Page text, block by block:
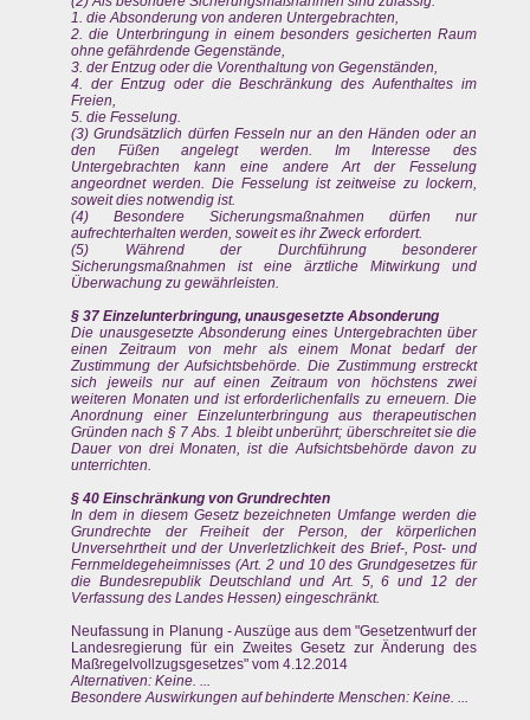
1. die Absonderung von anderen Untergebrachten,
2. die Unterbringung in einem besonders gesicherten Raum
ohne gefährdende Gegenstände,
3. der Entzug oder die Vorenthaltung von Gegenständen,
4. der Entzug oder die Beschränkung des Aufenthaltes im
Freien,
5. die Fesselung.
(3) Grundsätzlich dürfen Fesseln nur an den Händen oder an
den Füßen angelegt werden. Im Interesse des
Untergebrachten kann eine andere Art der Fesselung
angeordnet werden. Die Fesselung ist zeitweise zu lockern,
soweit dies notwendig ist.
(4) Besondere Sicherungsmaßnahmen dürfen nur
aufrechterhalten werden, soweit es ihr Zweck erfordert.
(5) Während der Durchführung besonderer
Sicherungsmaßnahmen ist eine ärztliche Mitwirkung und
Überwachung zu gewährleisten.
§ 37 Einzelunterbringung, unausgesetzte Absonderung
Die unausgesetzte Absonderung eines Untergebrachten über
einen Zeitraum von mehr als einem Monat bedarf der
Zustimmung der Aufsichtsbehörde. Die Zustimmung erstreckt
sich jeweils nur auf einen Zeitraum von höchstens zwei
weiteren Monaten und ist erforderlichenfalls zu erneuern. Die
Anordnung einer Einzelunterbringung aus therapeutischen
Gründen nach § 7 Abs. 1 bleibt unberührt; überschreitet sie die
Dauer von drei Monaten, ist die Aufsichtsbehörde davon zu
unterrichten.
§ 40 Einschränkung von Grundrechten
In dem in diesem Gesetz bezeichneten Umfange werden die
Grundrechte der Freiheit der Person, der körperlichen
Unversehrtheit und der Unverletzlichkeit des Brief-, Post- und
Fernmeldegeheimnisses (Art. 2 und 10 des Grundgesetzes für
die Bundesrepublik Deutschland und Art. 5, 6 und 12 der
Verfassung des Landes Hessen) eingeschränkt.
Neufassung in Planung - Auszüge aus dem "Gesetzentwurf der
Landesregierung für ein Zweites Gesetz zur Änderung des
Maßregelvollzugsgesetzes" vom 4.12.2014
Alternativen: Keine. ...
Besondere Auswirkungen auf behinderte Menschen: Keine. ...